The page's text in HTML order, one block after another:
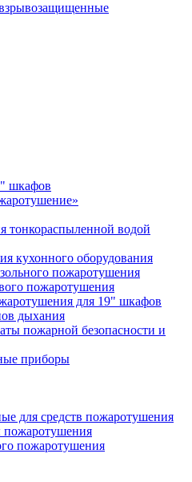
шкафов
тонкораспыленной водой
кухонного оборудования
пожаротушения
пожаротушения
для 19" шкафов
дыхания
пожарной безопасности и
приборы
для средств пожаротушения
пожаротушения
пожаротушения